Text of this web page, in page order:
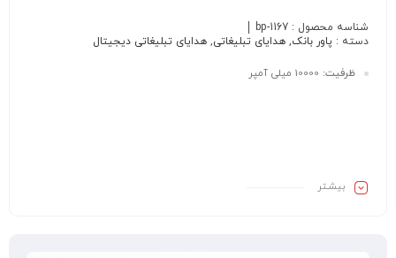
شناسه محصول : bp-1167
دسته : پاور بانک, هدایای تبلیغاتی, هدایای تبلیغاتی دیجیتال
ظرفیت:
بیشـتر